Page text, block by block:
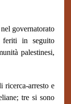
governatorato
feriti in seguito
palestinesi,
arresto e
tre si sono